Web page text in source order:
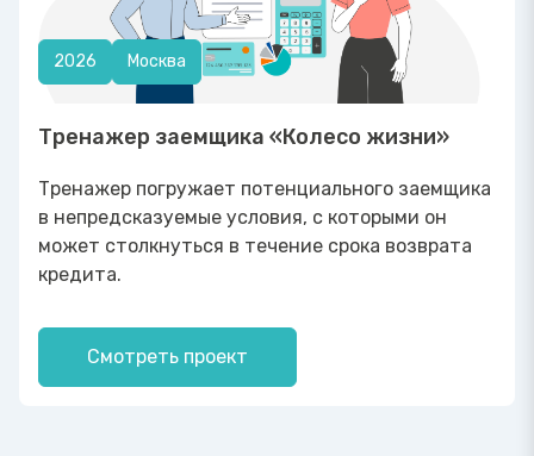
2026 Москва
Тренажер заемщика «Колесо жизни»
Тренажер погружает потенциального заемщика
в непредсказуемые условия, с которыми он
может столкнуться в течение срока возврата
кредита.
Смотреть проект